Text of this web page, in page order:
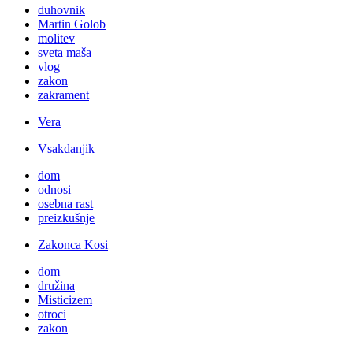
duhovnik
Martin Golob
molitev
sveta maša
vlog
zakon
zakrament
Vera
Vsakdanjik
dom
odnosi
osebna rast
preizkušnje
Zakonca Kosi
dom
družina
Misticizem
otroci
zakon